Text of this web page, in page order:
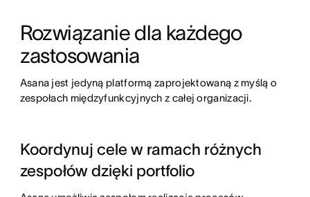
Rozwiązanie dla każdego
zastosowania
Asana jest jedyną platformą zaprojektowaną z myślą o
zespołach międzyfunkcyjnych z całej organizacji.
Koordynuj cele w ramach różnych
zespołów dzięki portfolio